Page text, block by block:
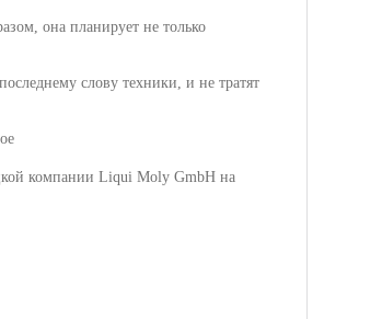
она планирует не только
слову техники, и не тратят
компании Liqui Moly GmbH на